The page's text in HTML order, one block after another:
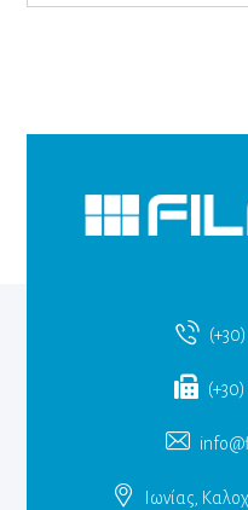
(+30)
(+30)
Ιωνίας,